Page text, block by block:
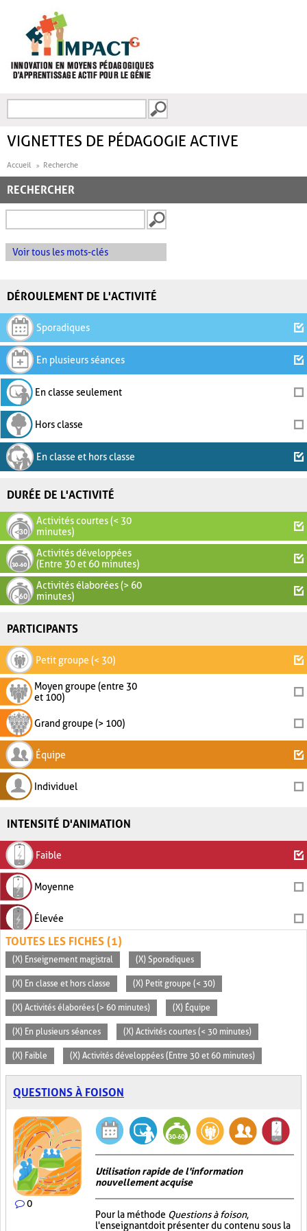
FORMULAIRE DE
VIGNETTES DE PÉDAGOGIE ACTIVE
Accueil Recherche
RECHERCHER
Voir tous les mots-clés
DÉROULEMENT DE L'ACTIVITÉ
Sporadiques
En plusieurs séances
En classe seulement
Hors classe
En classe et hors classe
DURÉE DE L'ACTIVITÉ
Activités courtes (< 30
minutes)
Activités développées
(Entre 30 et 60 minutes)
Activités élaborées (> 60
minutes)
PARTICIPANTS
Petit groupe (< 30)
Moyen groupe (entre 30
et 100)
Grand groupe (> 100)
Équipe
Individuel
INTENSITÉ D'ANIMATION
Faible
Moyenne
Élevée
TOUTES LES FICHES (1)
(X) Enseignement magistral (X) Sporadiques
(X) En classe et hors classe (X) Petit groupe (< 30)
(X) Activités élaborées (> 60 minutes) (X) Équipe
(X) En plusieurs séances (X) Activités courtes (< 30 minutes)
(X) Faible (X) Activités développées (Entre 30 et 60 minutes)
QUESTIONS À FOISON
0
Utilisation rapide de l'information
nouvellement acquise
Pour la méthode Questions à foison,
l'enseignant doit présenter du contenu sous la